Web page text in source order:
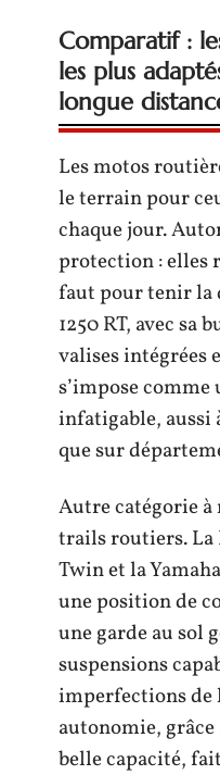
Comparatif :
les plus
longue
Les motos
le terrain pour
chaque jour.
protection : elles
faut pour tenir la
1250 RT, avec sa
valises intégrées
s’impose comme
infatigable, aussi
que sur
Autre catégorie à
trails routiers. La
Twin et la
une position de
une garde au sol
suspensions
imperfections de
autonomie,
belle capacité,